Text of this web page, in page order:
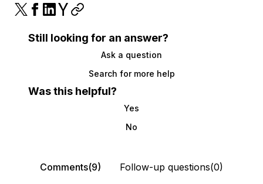
Still looking for an answer?
Ask a question
Search for more help
Was this helpful?
Yes
No
Comments(9) Follow-up questions(0)